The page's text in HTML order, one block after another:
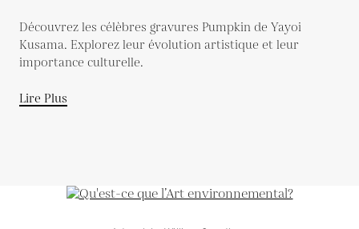
Découvrez les célèbres gravures Pumpkin de Yayoi
Kusama. Explorez leur évolution artistique et leur
importance culturelle.
Lire Plus